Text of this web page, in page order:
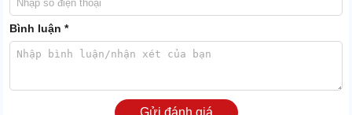
Chạy ổn định trong cả điều kiện nhiệt độ cực thấp
Máy hút ẩm rotor FujiE HM-WKM-200PL hoạt động tốt trong dải độ
ẩm, nhiệt độ lớn.
độ C. Đây là điều hiếm có dòng máy hút ẩm công nghiệp nào làm
Bình luận *